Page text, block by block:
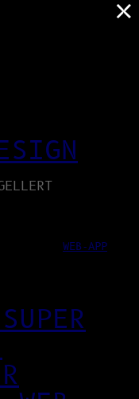
WEB-APP
×